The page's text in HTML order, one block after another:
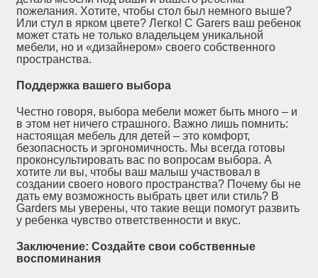
пожелания. Хотите, чтобы стол был немного выше?
Или стул в ярком цвете? Легко! С Garers ваш ребенок
может стать не только владельцем уникальной
мебели, но и «дизайнером» своего собственного
пространства.
Поддержка вашего выбора
Честно говоря, выбора мебели может быть много – и
в этом нет ничего страшного. Важно лишь помнить:
настоящая мебель для детей – это комфорт,
безопасность и эргономичность. Мы всегда готовы
проконсультировать вас по вопросам выбора. А
хотите ли вы, чтобы ваш малыш участвовал в
создании своего нового пространства? Почему бы не
дать ему возможность выбрать цвет или стиль? В
Garders мы уверены, что такие вещи помогут развить
у ребенка чувство ответственности и вкус.
Заключение: Создайте свои собственные
воспоминания